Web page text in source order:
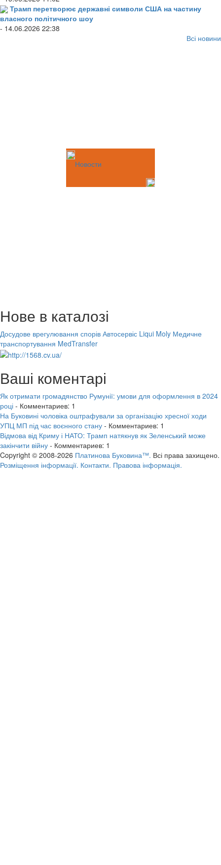
Трамп перетворює державні символи США на частину
власного політичного шоу
- 14.06.2026 22:38
Всі новини
Новости
Нове в каталозі
Досудове врегулювання спорів Автосервіс Liqui Moly Медичне
транспортування MedTransfer
Ваші коментарі
Як отримати громадянство Румунії: умови для оформлення в 2024
році - Комментариев: 1
На Буковині чоловіка оштрафували за організацію хресної ходи
УПЦ МП під час воєнного стану - Комментариев: 1
Відмова від Криму і НАТО: Трамп натякнув як Зеленський може
закінчити війну - Комментариев: 1
Copyright © 2008-2026 Платинова Буковина™. Всі права захищено.
Розміщення інформації. Контакти. Правова інформація.